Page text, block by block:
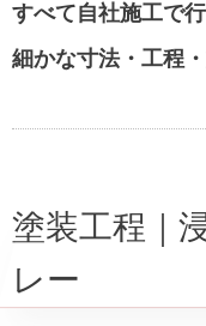
すべて自社施工で行
細かな寸法・工程
塗装工程｜
レー